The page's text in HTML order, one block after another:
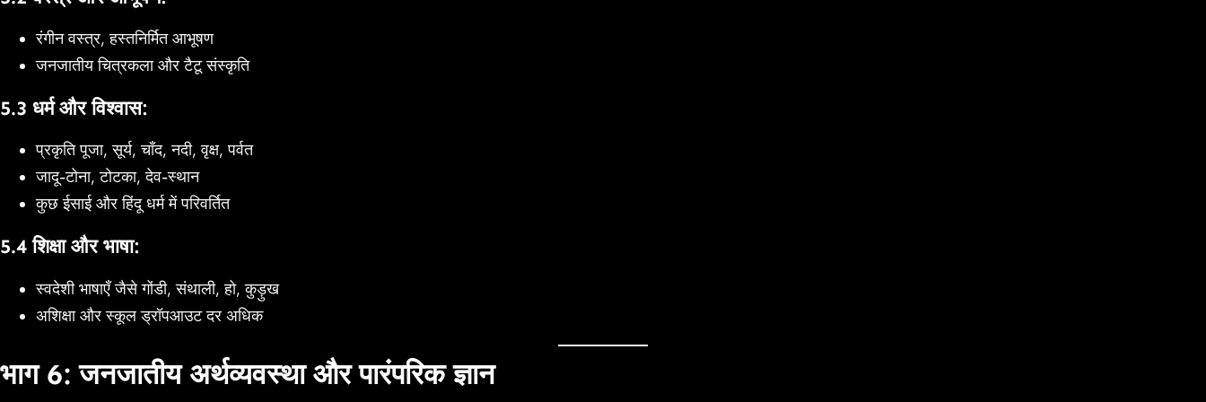
रंगीन वस्त्र, हस्तनिर्मित आभूषण
जनजातीय चित्रकला और टैटू संस्कृति
5.3 धर्म और विश्वास:
प्रकृति पूजा, सूर्य, चाँद, नदी, वृक्ष, पर्वत
जादू-टोना, टोटका, देव-स्थान
कुछ ईसाई और हिंदू धर्म में परिवर्तित
5.4 शिक्षा और भाषा:
स्वदेशी भाषाएँ जैसे गोंडी, संथाली, हो, कुड़ुख
अशिक्षा और स्कूल ड्रॉपआउट दर अधिक
भाग 6: जनजातीय अर्थव्यवस्था और पारंपरिक ज्ञान